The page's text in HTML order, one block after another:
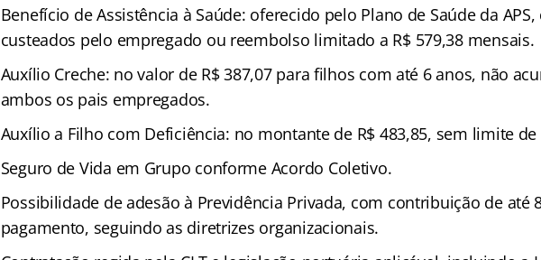
Benefício de Assistência à Saúde: oferecido pelo Plano de Saúde da APS,
custeados pelo empregado ou reembolso limitado a R$ 579,38 mensais.
Auxílio Creche: no valor de R$ 387,07 para filhos com até 6 anos, não
ambos os pais empregados.
Auxílio a Filho com Deficiência: no montante de R$ 483,85, sem limite
Seguro de Vida em Grupo conforme Acordo Coletivo.
Possibilidade de adesão à Previdência Privada, com contribuição de até
pagamento, seguindo as diretrizes organizacionais.